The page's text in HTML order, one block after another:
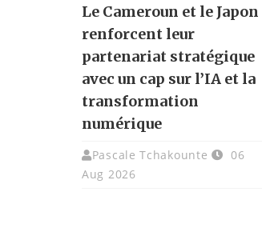
Le Cameroun et le Japon
renforcent leur
partenariat stratégique
avec un cap sur l’IA et la
transformation
numérique
Pascale Tchakounte
06
Aug 2026